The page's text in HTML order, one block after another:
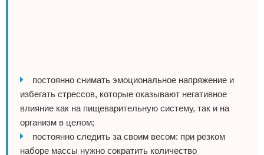
постоянно снимать эмоциональное напряжение и
избегать стрессов, которые оказывают негативное
влияние как на пищеварительную систему, так и на
организм в целом;
постоянно следить за своим весом: при резком
наборе массы нужно сократить количество